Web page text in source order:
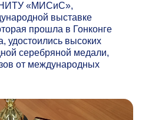
НИТУ «МИСиС»,
выставке
прошла в Гонконге
удостоились высоких
серебряной медали,
от международных